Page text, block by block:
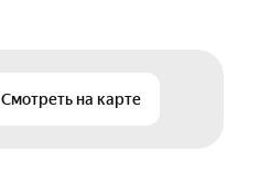
Смотреть на карте